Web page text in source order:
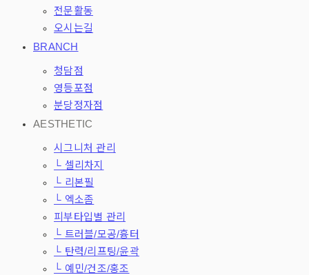
전문활동
오시는길
BRANCH
청담점
영등포점
분당정자점
AESTHETIC
시그니처 관리
└ 셀리차지
└ 리본필
└ 엑소좀
피부타입별 관리
└ 트러블/모공/흉터
└ 탄력/리프팅/윤곽
└ 예민/건조/홍조